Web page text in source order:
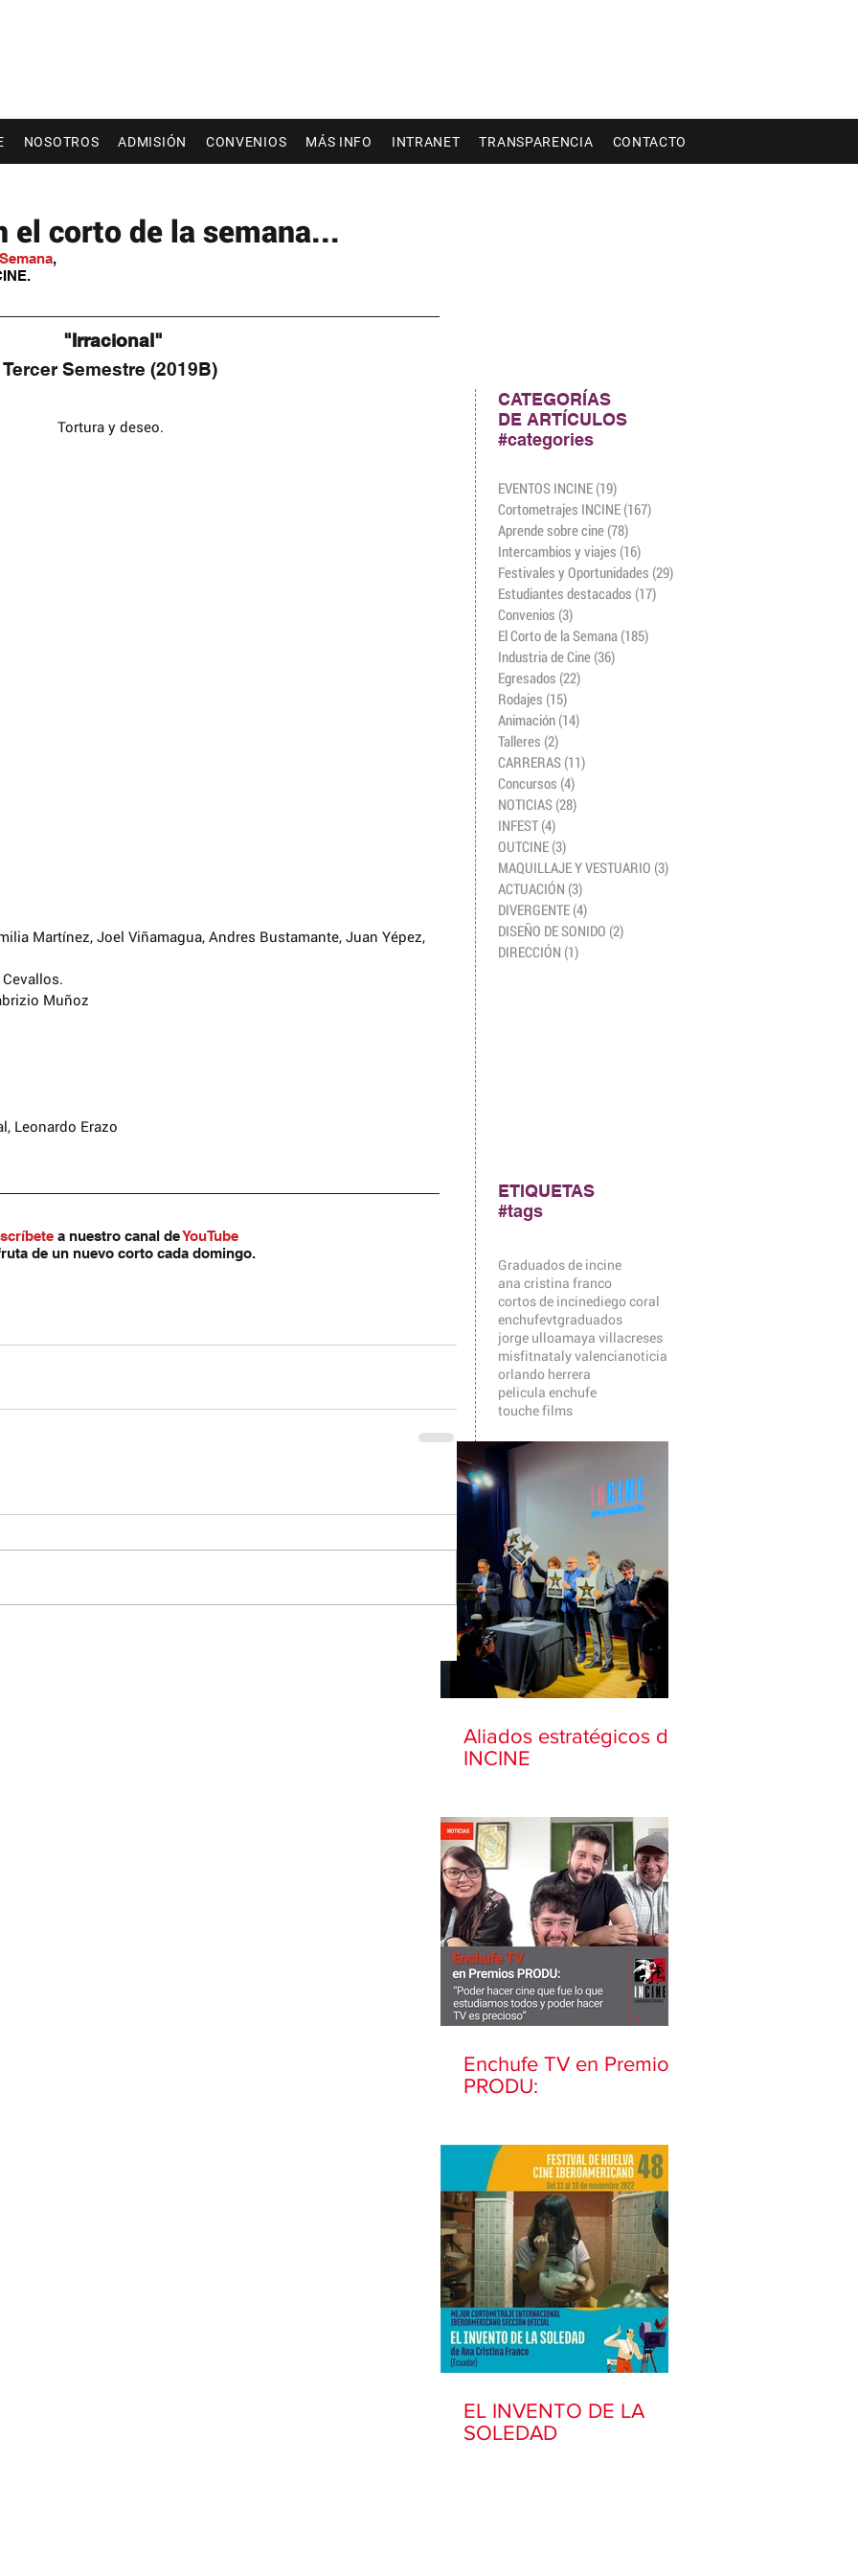
NOSOTROS ADMISIÓN CONVENIOS MÁS INFO INTRANET TRANSPARENCIA CONTACTO
CATEGORÍAS
DE ARTÍCULOS
#categories
EVENTOS INCINE (19)
Cortometrajes INCINE (167)
Aprende sobre cine (78)
Intercambios y viajes (16)
Festivales y Oportunidades (29)
Estudiantes destacados (17)
Convenios (3)
El Corto de la Semana (185)
Industria de Cine (36)
Egresados (22)
Rodajes (15)
Animación (14)
Talleres (2)
CARRERAS (11)
Concursos (4)
NOTICIAS (28)
INFEST (4)
OUTCINE (3)
MAQUILLAJE Y VESTUARIO (3)
ACTUACIÓN (3)
DIVERGENTE (4)
DISEÑO DE SONIDO (2)
DIRECCIÓN (1)
ETIQUETAS
#tags
Graduados de incine
ana cristina franco
cortos de incinediego coral
enchufevtgraduados
jorge ulloamaya villacreses
misfitnataly valencianoticia
orlando herrera
pelicula enchufe
touche films
Aliados estratégicos de
INCINE
Enchufe TV en Premios
PRODU:
EL INVENTO DE LA
SOLEDAD
el corto de la semana...
,
"Irracional"
Tercer Semestre (2019B)
Tortura y deseo.
Martínez, Joel Viñamagua, Andres Bustamante, Juan Yépez,
Muñoz
Leonardo Erazo
a nuestro canal de YouTube
de un nuevo corto cada domingo.